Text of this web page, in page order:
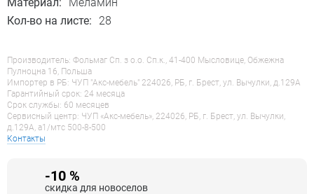
Кол-во на листе:
28
Производитель: Фольмаг Сп. з о.о. Сп.к., 41-400 Мысловице, Обжежна
Пулноцна 16, Польша
Импортер в РБ: ЧУП "Акс-мебель" 224026, РБ, г. Брест, ул. Вычулки, д.129А
Гарантийный срок: 24 месяца
Срок службы: 60 месяцев
Сервисный центр: ЧУП «Акс-мебель», 224026, РБ, г. Брест, ул. Вычулки,
д.129А, a1/мтс 500-8-500
Контакты
-10 %
скидка для новоселов